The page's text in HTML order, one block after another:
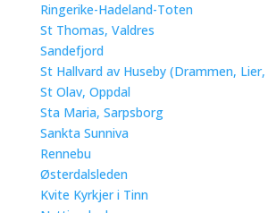
Ringerike-Hadeland-Toten
St Thomas, Valdres
Sandefjord
St Hallvard av Huseby (Drammen, Lier,
St Olav, Oppdal
Sta Maria, Sarpsborg
Sankta Sunniva
Rennebu
Østerdalsleden
Kvite Kyrkjer i Tinn